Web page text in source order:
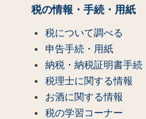
税の情報・手続・用紙
税について調べる
申告手続・用紙
納税・納税証明書手続
税理士に関する情報
お酒に関する情報
税の学習コーナー